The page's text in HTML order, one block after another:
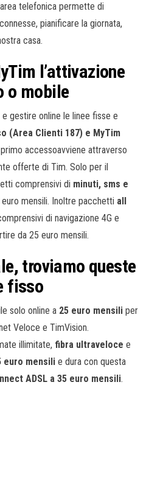
telefonica permette di
pianificare la giornata,
casa.
l’attivazione
o mobile
gestire online le linee fisse e
(Area Clienti 187) e MyTim
accessoavviene attraverso
offerte di Tim. Solo per il
comprensivi di minuti, sms e
mensili. Inoltre pacchetti all
di navigazione 4G e
da 25 euro mensili.
troviamo queste
fisso
solo online a 25 euro mensili per
Veloce e TimVision.
illimitate, fibra ultraveloce e
euro mensili e dura con questa
ADSL a 35 euro mensili.